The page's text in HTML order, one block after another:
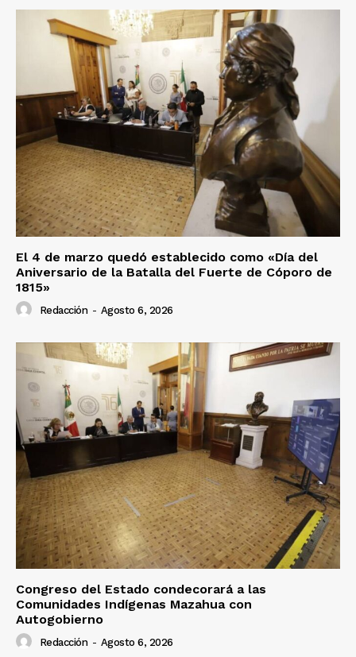
El 4 de marzo quedó establecido como «Día del
Aniversario de la Batalla del Fuerte de Cóporo de
1815»
Redacción - Agosto 6, 2026
Congreso del Estado condecorará a las
Comunidades Indígenas Mazahua con
Autogobierno
Redacción - Agosto 6, 2026